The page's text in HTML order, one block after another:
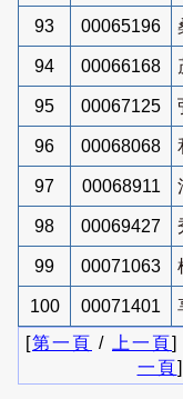
93 00065196
94 00066168
95 00067125
96 00068068
97 00068911
98 00069427
99 00071063
100 00071401
[第一頁 / 上一頁]
一頁